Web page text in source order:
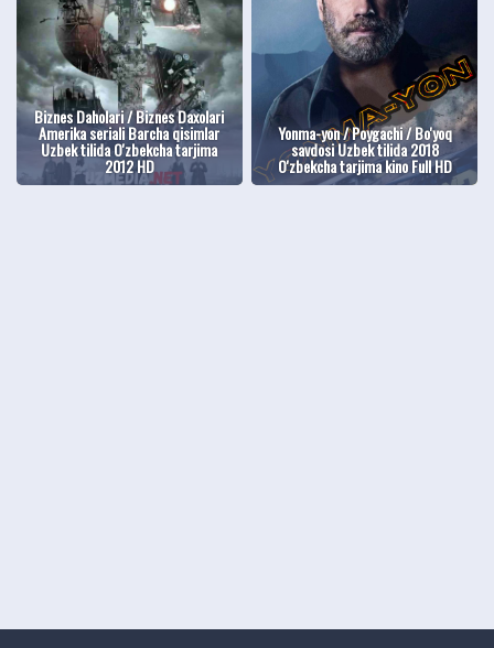
Biznes Daholari / Biznes Daxolari
Amerika seriali Barcha qisimlar
Uzbek tilida O'zbekcha tarjima
2012 HD
Yonma-yon / Poygachi / Bo'yoq
savdosi Uzbek tilida 2018
O'zbekcha tarjima kino Full HD